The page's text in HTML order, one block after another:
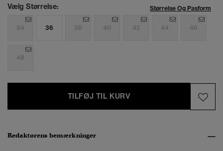
Vælg Størrelse: Størrelse Og Pasform
34 36 38 40 42 44 46
48
TILFØJ TIL KURV
Redaktørens bemærkninger